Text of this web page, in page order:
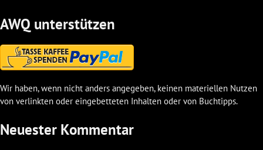
AWQ unterstützen
Wir haben, wenn nicht anders angegeben, keinen materiellen Nutzen
von verlinkten oder eingebetteten Inhalten oder von Buchtipps.
Neuester Kommentar